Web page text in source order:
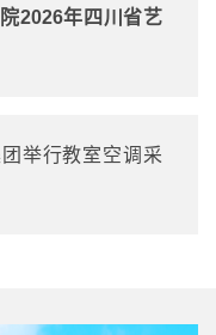
2026年四川省艺
举行教室空调采